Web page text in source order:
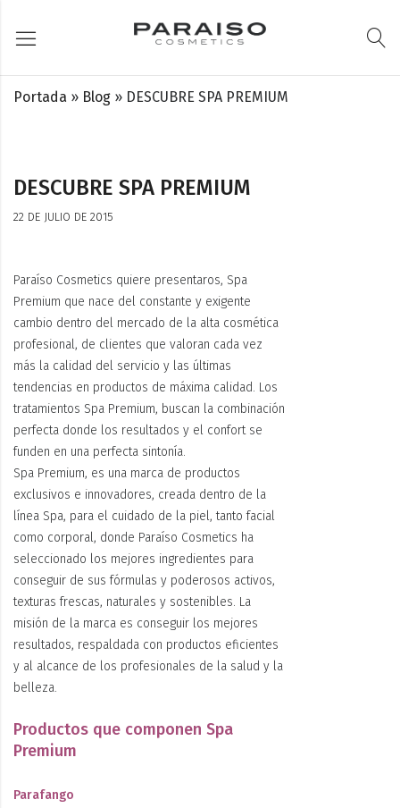
Portada » Blog » DESCUBRE SPA PREMIUM
DESCUBRE SPA PREMIUM
22 DE JULIO DE 2015
Paraíso Cosmetics quiere presentaros, Spa
Premium que nace del constante y exigente
cambio dentro del mercado de la alta cosmética
profesional, de clientes que valoran cada vez
más la calidad del servicio y las últimas
tendencias en productos de máxima calidad. Los
tratamientos Spa Premium, buscan la combinación
perfecta donde los resultados y el confort se
funden en una perfecta sintonía.
Spa Premium, es una marca de productos
exclusivos e innovadores, creada dentro de la
línea Spa, para el cuidado de la piel, tanto facial
como corporal, donde Paraíso Cosmetics ha
seleccionado los mejores ingredientes para
conseguir de sus fórmulas y poderosos activos,
texturas frescas, naturales y sostenibles. La
misión de la marca es conseguir los mejores
resultados, respaldada con productos eficientes
y al alcance de los profesionales de la salud y la
belleza.
Productos que componen Spa
Premium
Parafango